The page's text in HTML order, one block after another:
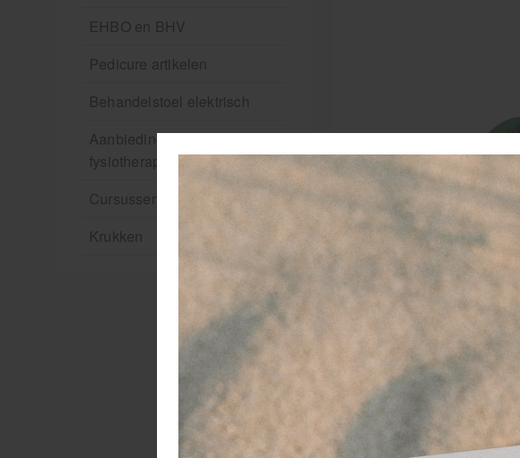
EHBO en BHV
Pedicure artikelen
Behandelstoel elektrisch
Aanbiedingen groothandel
fysiotherapie en massage
Cursussen
Krukken
De TheraBand
trainingsmethode
De TheraBand
revalidatieartsen,
helpen bij het
stimuleren van een